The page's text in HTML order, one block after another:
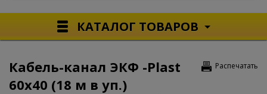
КАТАЛОГ ТОВАРОВ
Распечатать
Кабель-канал ЭКФ -Plast
60х40 (18 м в уп.)